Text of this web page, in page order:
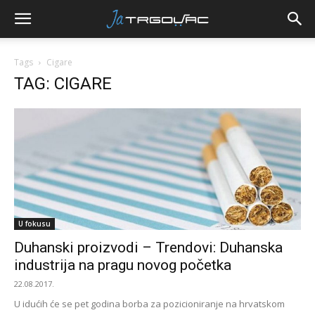
Tags Cigare
TAG: CIGARE
U fokusu
Duhanski proizvodi – Trendovi: Duhanska
industrija na pragu novog početka
22.08.2017.
U idućih će se pet godina borba za pozicioniranje na hrvatskom